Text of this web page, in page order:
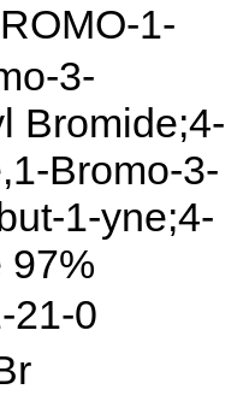
1-
3-
Bromide;4-
Bromo-3-
1-yne;4-
97%
21-0